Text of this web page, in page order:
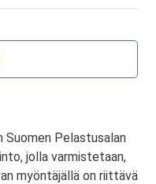
Pelastusalan
jolla varmistetaan,
myöntäjällä on riittävä